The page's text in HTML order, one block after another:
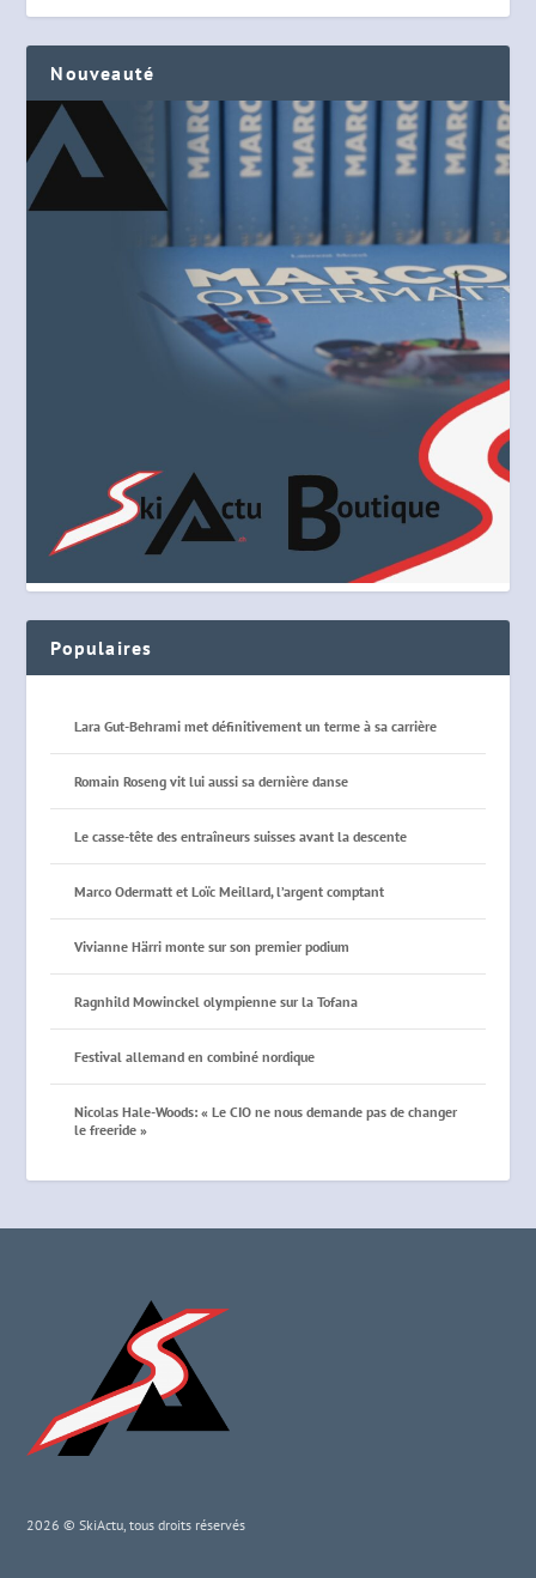
Nouveauté
Populaires
Lara Gut-Behrami met définitivement un terme à sa carrière
Romain Roseng vit lui aussi sa dernière danse
Le casse-tête des entraîneurs suisses avant la descente
Marco Odermatt et Loïc Meillard, l’argent comptant
Vivianne Härri monte sur son premier podium
Ragnhild Mowinckel olympienne sur la Tofana
Festival allemand en combiné nordique
Nicolas Hale-Woods: « Le CIO ne nous demande pas de changer
le freeride »
2026 © SkiActu, tous droits réservés